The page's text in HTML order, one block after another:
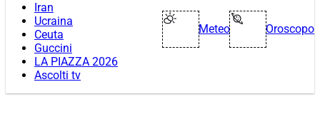
Iran
Ucraina
Ceuta
Guccini
LA PIAZZA 2026
Ascolti tv
Meteo Oroscopo